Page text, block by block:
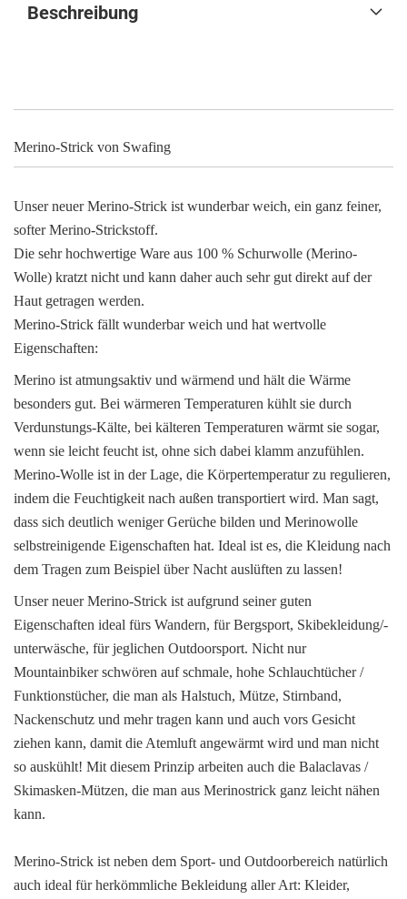
Beschreibung
Merino-Strick von Swafing
Unser neuer Merino-Strick ist wunderbar weich, ein ganz feiner,
softer Merino-Strickstoff.
Die sehr hochwertige Ware aus 100 % Schurwolle (Merino-
Wolle) kratzt nicht und kann daher auch sehr gut direkt auf der
Haut getragen werden.
Merino-Strick fällt wunderbar weich und hat wertvolle
Eigenschaften:
Merino ist atmungsaktiv und wärmend und hält die Wärme
besonders gut. Bei wärmeren Temperaturen kühlt sie durch
Verdunstungs-Kälte, bei kälteren Temperaturen wärmt sie sogar,
wenn sie leicht feucht ist, ohne sich dabei klamm anzufühlen.
Merino-Wolle ist in der Lage, die Körpertemperatur zu regulieren,
indem die Feuchtigkeit nach außen transportiert wird. Man sagt,
dass sich deutlich weniger Gerüche bilden und Merinowolle
selbstreinigende Eigenschaften hat. Ideal ist es, die Kleidung nach
dem Tragen zum Beispiel über Nacht auslüften zu lassen!
Unser neuer Merino-Strick ist aufgrund seiner guten
Eigenschaften ideal fürs Wandern, für Bergsport, Skibekleidung/-
unterwäsche, für jeglichen Outdoorsport. Nicht nur
Mountainbiker schwören auf schmale, hohe Schlauchtücher /
Funktionstücher, die man als Halstuch, Mütze, Stirnband,
Nackenschutz und mehr tragen kann und auch vors Gesicht
ziehen kann, damit die Atemluft angewärmt wird und man nicht
so auskühlt! Mit diesem Prinzip arbeiten auch die Balaclavas /
Skimasken-Mützen, die man aus Merinostrick ganz leicht nähen
kann.
Merino-Strick ist neben dem Sport- und Outdoorbereich natürlich
auch ideal für herkömmliche Bekleidung aller Art: Kleider,